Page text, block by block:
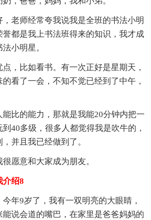
，老师经常夸我说我是全班的书法小明
都是我上书法班得来的知识，我才成
小明星。
，比如看书。有一次正好是星期天，
看了一会，不知不觉已经到了中午，
能比的能力，那就是我能20分钟内把一
40多级，很多人都觉得我是吹牛的，
并且我已经做到了。
愿意和大家成为朋友。
介绍8
年9岁了，我有一双明亮的大眼睛，
能说会道的嘴巴，在家里是爸爸妈妈的